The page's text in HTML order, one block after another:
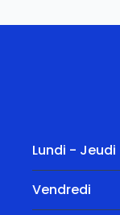
Lundi - Jeudi
Vendredi